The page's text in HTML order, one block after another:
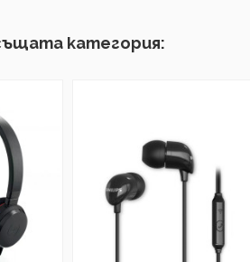
категория: